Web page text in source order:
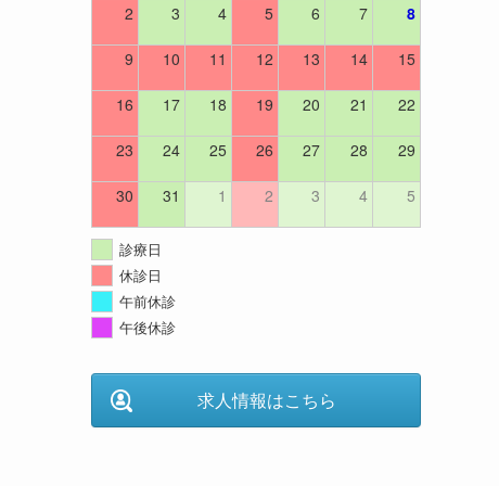
2 3 4 5 6 7 8
9 10 11 12 13 14 15
16 17 18 19 20 21 22
23 24 25 26 27 28 29
30 31 1 2 3 4 5
診療日
休診日
午前休診
午後休診
求人情報はこちら